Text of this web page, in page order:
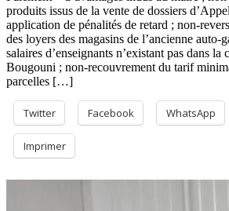
produits issus de la vente de dossiers
application de pénalités de retard ; non-
des loyers des magasins de l’ancienne auto-
salaires d’enseignants n’existant pas dans
Bougouni ; non-recouvrement du tarif
parcelles […]
Twitter Facebook WhatsApp
Imprimer